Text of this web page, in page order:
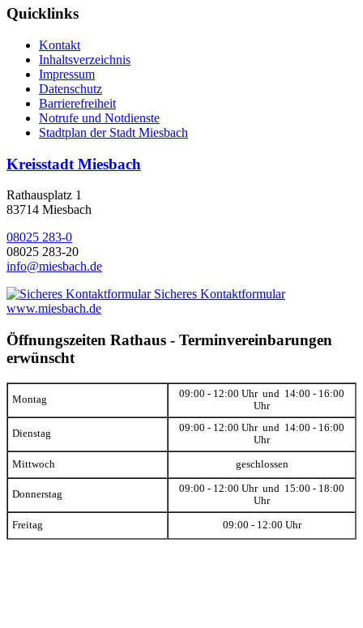
Quicklinks
Kontakt
Inhaltsverzeichnis
Impressum
Datenschutz
Barrierefreiheit
Notrufe und Notdienste
Stadtplan der Stadt Miesbach
Kreisstadt Miesbach
Rathausplatz 1
83714 Miesbach
08025 283-0
08025 283-20
info@miesbach.de
Sicheres Kontaktformular
www.miesbach.de
Öffnungszeiten Rathaus - Terminvereinbarungen
erwünscht
Montag
09:00 - 12:00 Uhr und 14:00 - 16:00
Uhr
Dienstag
09:00 - 12:00 Uhr und 14:00 - 16:00
Uhr
Mittwoch geschlossen
Donnerstag
09:00 - 12:00 Uhr und 15:00 - 18:00
Uhr
Freitag 09:00 - 12:00 Uhr